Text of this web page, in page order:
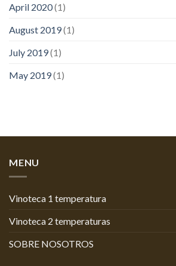
April 2020(1)
August 2019(1)
July 2019(1)
May 2019(1)
MENU
Vinoteca 1 temperatura
Vinoteca 2 temperaturas
SOBRE NOSOTROS